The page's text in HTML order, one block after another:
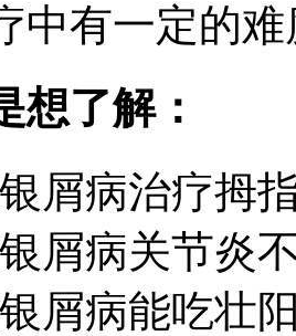
中有一定的
想了解：
屑病治疗拇
屑病关节炎
屑病能吃壮